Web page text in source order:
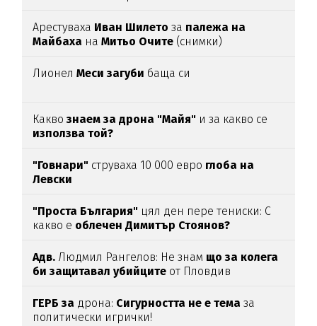
Арестуваха Иван Шилетоза палежа на
Майбаха наМитьо Очите (снимки)
Лионел Меси загуби баща си
Каквознаем за дрона "Майя" и за какво се
използва той?
"Говнари" струваха 10 000 евро глоба на
Левски
"Проста България" цял ден пере тениски: С
какво е облечен Димитър Стоянов?
Адв. Людмил Рангелов: Не знам що за колега
би защитавал убийците от Пловдив
ГЕРБ за дрона: Сигурността не е темаза
политически игрички!